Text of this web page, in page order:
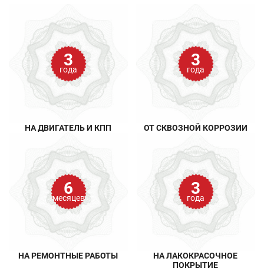
3
года
НА ДВИГАТЕЛЬ И КПП
3
года
ОТ СКВОЗНОЙ КОРРОЗИИ
6
месяцев
НА РЕМОНТНЫЕ РАБОТЫ
3
года
НА ЛАКОКРАСОЧНОЕ
ПОКРЫТИЕ